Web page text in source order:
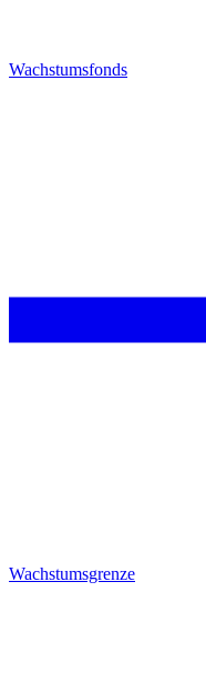
Wachstumsfonds
Wachstumsgrenze